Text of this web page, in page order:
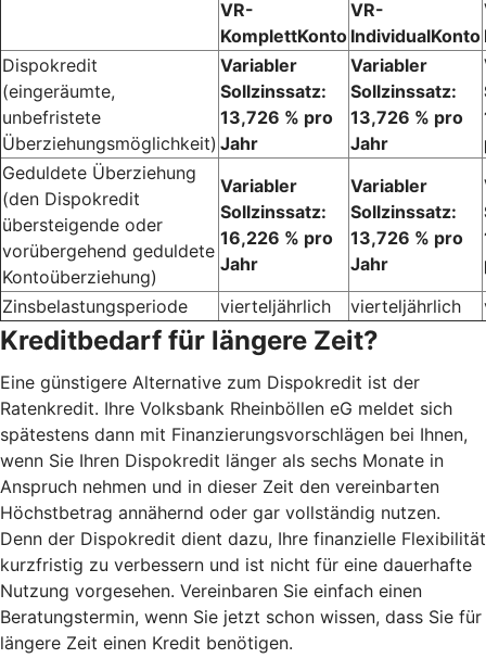
VR-
KomplettKonto
VR-
IndividualKonto
Dispokredit
(eingeräumte,
unbefristete
Überziehungsmöglichkeit)
Variabler
Sollzinssatz:
13,726 % pro
Jahr
Variabler
Sollzinssatz:
13,726 % pro
Jahr
Geduldete Überziehung
(den Dispokredit
übersteigende oder
vorübergehend geduldete
Kontoüberziehung)
Variabler
Sollzinssatz:
16,226 % pro
Jahr
Variabler
Sollzinssatz:
13,726 % pro
Jahr
Zinsbelastungsperiode
vierteljährlich vierteljährlich
Kreditbedarf für längere Zeit?
Eine günstigere Alternative zum Dispokredit ist der
Ratenkredit. Ihre Volksbank Rheinböllen eG meldet sich
spätestens dann mit Finanzierungsvorschlägen bei Ihnen,
wenn Sie Ihren Dispokredit länger als sechs Monate in
Anspruch nehmen und in dieser Zeit den vereinbarten
Höchstbetrag annähernd oder gar vollständig nutzen.
Denn der Dispokredit dient dazu, Ihre finanzielle Flexibilität
kurzfristig zu verbessern und ist nicht für eine dauerhafte
Nutzung vorgesehen. Vereinbaren Sie einfach einen
Beratungstermin, wenn Sie jetzt schon wissen, dass Sie für
längere Zeit einen Kredit benötigen.